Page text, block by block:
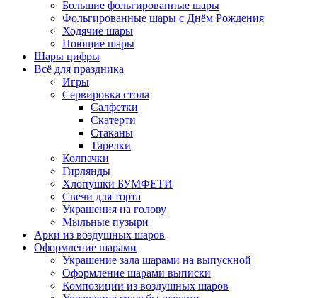
Большие фольгированные шары
Фольгированные шары с Днём Рождения
Ходячие шары
Поющие шары
Шары цифры
Всё для праздника
Игры
Сервировка стола
Салфетки
Скатерти
Стаканы
Тарелки
Колпачки
Гирлянды
Хлопушки БУМФЕТИ
Свечи для торта
Украшения на голову
Мыльные пузыри
Арки из воздушных шаров
Оформление шарами
Украшение зала шарами на выпускной
Оформление шарами выписки
Композиции из воздушных шаров